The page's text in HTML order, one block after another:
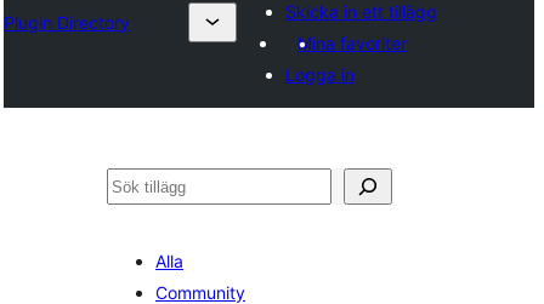
Plugin Directory
Skicka in ett tillägg
Mina favoriter
Logga in
Sök
Alla
Community